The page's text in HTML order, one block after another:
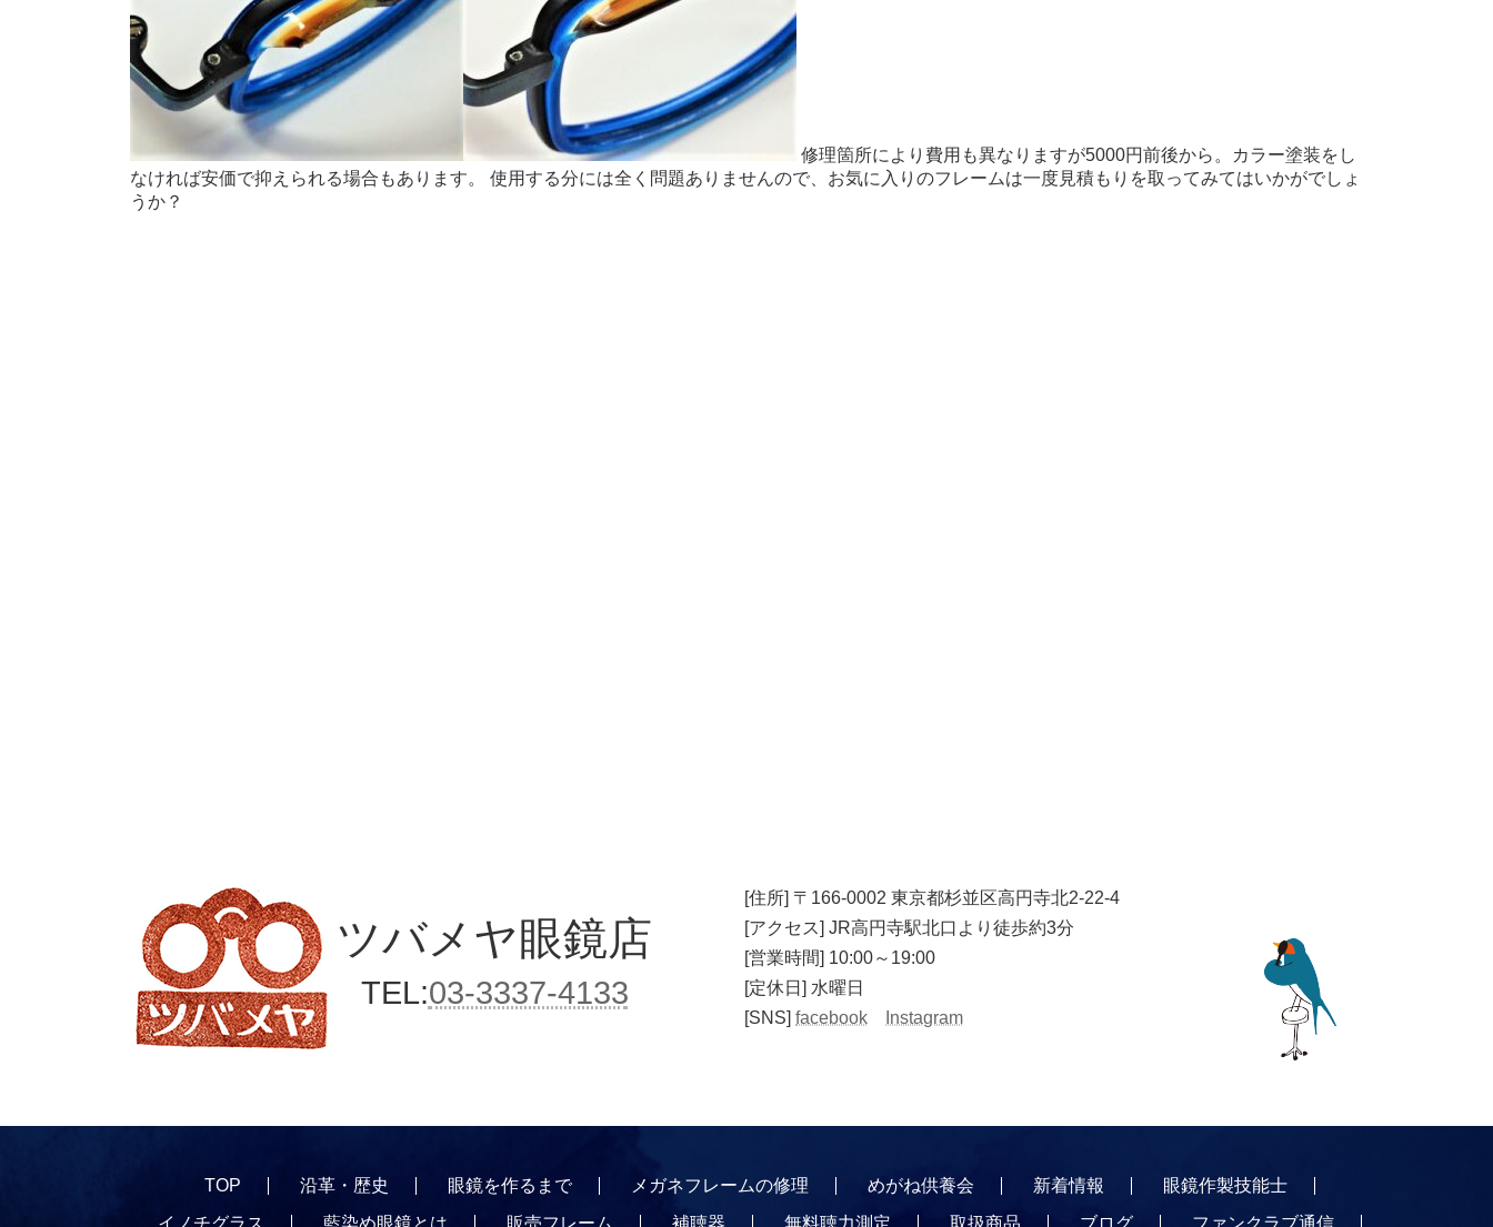
修理箇所により費用も異なりますが5000円前後から。カラー塗装をし
なければ安価で抑えられる場合もあります。 使用する分には全く問題ありませんので、お気に入りのフレームは一度見積もりを取ってみてはいかがでしょ
うか？
ツバメヤ眼鏡店
TEL:03-3337-4133
[住所] 〒166-0002 東京都杉並区高円寺北2-22-4
[アクセス] JR高円寺駅北口より徒歩約3分
[営業時間] 10:00～19:00
[定休日] 水曜日
[SNS]facebook Instagram
TOP 沿革・歴史 眼鏡を作るまで メガネフレームの修理 めがね供養会 新着情報
眼鏡作製技能士
イノチグラス
藍染め眼鏡とは 販売フレーム 補聴器 無料聴力測定 取扱商品 ブログ ファンクラブ通信